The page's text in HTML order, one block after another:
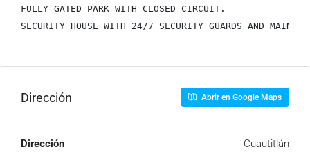
FULLY GATED PARK WITH CLOSED CIRCUIT.
SECURITY HOUSE WITH 24/7 SECURITY GUARDS AND
Dirección Abrir en Google Maps
Dirección Cuautitlán